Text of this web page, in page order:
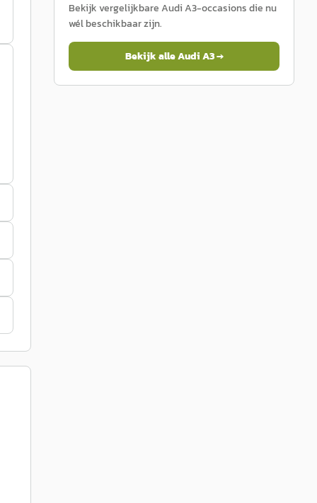
Bekijk vergelijkbareAudiA3-occasions die nu
wél beschikbaar zijn.
Bekijk alleAudiA3→